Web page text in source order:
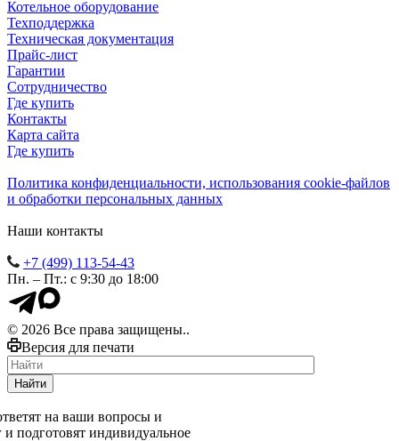
Котельное оборудование
Техподдержка
Техническая документация
Прайс-лист
Гарантии
Сотрудничество
Где купить
Контакты
Карта сайта
Где купить
Политика конфиденциальности, использования сookie-файлов
и обработки персональных данных
Наши контакты
+7 (499) 113-54-43
Пн. – Пт.: с 9:30 до 18:00
© 2026 Все права защищены..
Версия для печати
Найти
на ваши вопросы и
и подготовят индивидуальное